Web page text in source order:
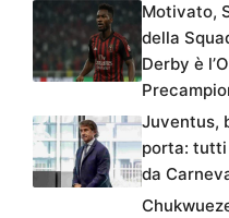
Motivato,
della
Derby è
Juventus,
porta: tutti
da